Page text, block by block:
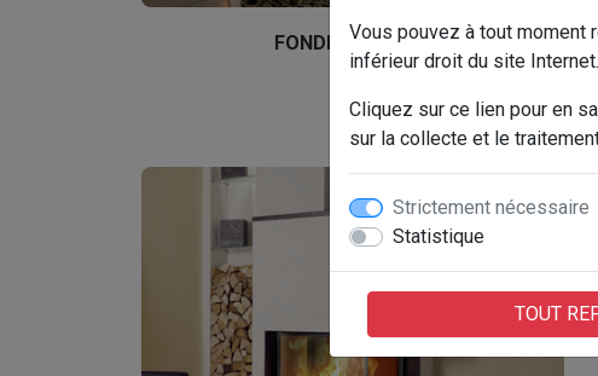
Vous pouvez à tout moment
inférieur droit du site Internet.
Cliquez sur ce lien pour en
sur la collecte et le
Strictement nécessaire
Statistique
TOUT
FONDIS ULYS 700